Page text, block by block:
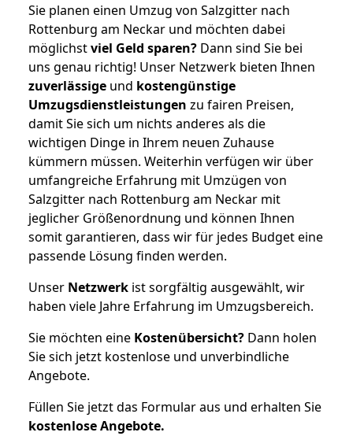
Sie planen einen Umzug von Salzgitter nach
Rottenburg am Neckar und möchten dabei
möglichstviel Geld sparen? Dann sind Sie bei
uns genau richtig! Unser Netzwerk bieten Ihnen
zuverlässige und kostengünstige
Umzugsdienstleistungen zu fairen Preisen,
damit Sie sich um nichts anderes als die
wichtigen Dinge in Ihrem neuen Zuhause
kümmern müssen. Weiterhin verfügen wir über
umfangreiche Erfahrung mit Umzügen von
Salzgitter nach Rottenburg am Neckar mit
jeglicher Größenordnung und können Ihnen
somit garantieren, dass wir für jedes Budget eine
passende Lösung finden werden.
Unser Netzwerk ist sorgfältig ausgewählt, wir
haben viele Jahre Erfahrung im Umzugsbereich.
Sie möchten eine Kostenübersicht? Dann holen
Sie sich jetzt kostenlose und unverbindliche
Angebote.
Füllen Sie jetzt das Formular aus und erhalten Sie
kostenloseAngebote.